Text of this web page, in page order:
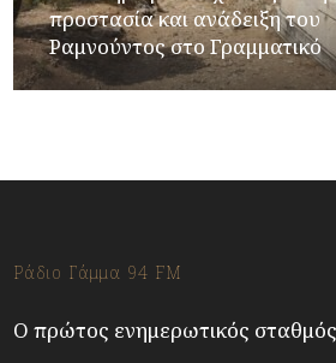
προστασία και ανάδειξη του
Ραμνούντος στο Γραμματικό
Ράδιο Γάμμα 94 FM
Ο πρώτος ενημερωτικός